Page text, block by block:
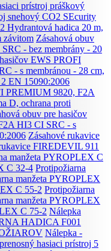
prístroj práškový
snehový CO2 SEcurity
Hydrantová hadica 20 m,
závitom Zásahová obuv
- bez membrány - 20
EWS PROFI
- s membránou - 28 cm,
EN 15090:2006
PREMIUM 9820, F2A
D, ochrana proti
obuv pre hasičov
HI3 CI SRC - s
Zásahové rukavice
FIREDEVIL 911
manžeta PYROPLEX C
C 32-4 Protipožiarna
manžeta PYROPLEX
C 55-2 Protipožiarna
manžeta PYROPLEX
C 75-2 Nálepka
HADICA F001
Nálepka -
hasiaci prístroj 5